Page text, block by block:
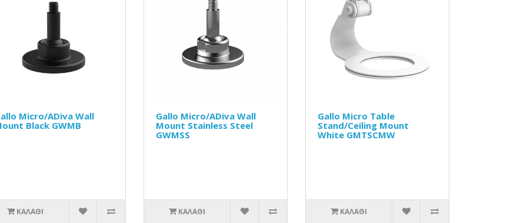
Micro/ADiva Wall
Black GWMB
ΚΑΛΆΘΙ
Gallo Micro/ADiva Wall
Mount Stainless Steel
GWMSS
ΚΑΛΆΘΙ
Gallo Micro Table
Stand/Ceiling Mount
White GMTSCMW
ΚΑΛΆΘΙ